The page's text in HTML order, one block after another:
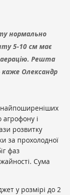
нормально
5-10 см має
Решта
Олександр
найпоширеніших
агрофону і
розвитку
за прохолодної
фаз
Сума
у розмірі до 2